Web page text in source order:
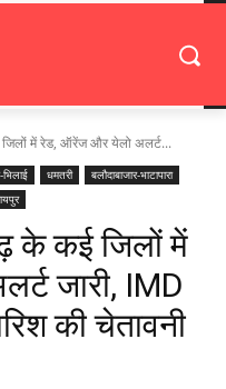
में रेड, ऑरेंज और येलो अलर्ट...
भिलाई धमतरी
बलौदाबाजार-भाटापारा
के कई जिलों में
जारी, IMD
की चेतावनी